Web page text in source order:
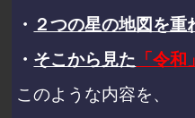
・ ２つの星の地図を重
・ そこから見た 「令
このような内容を、